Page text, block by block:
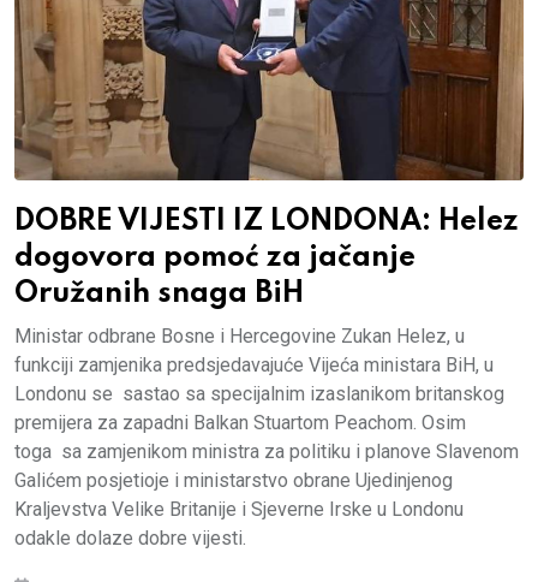
DOBRE VIJESTI IZ LONDONA: Helez
dogovora pomoć za jačanje
Oružanih snaga BiH
Ministar odbrane Bosne i Hercegovine Zukan Helez, u
funkciji zamjenika predsjedavajuće Vijeća ministara BiH, u
Londonu se sastao sa specijalnim izaslanikom britanskog
premijera za zapadni Balkan Stuartom Peachom. Osim
toga sa zamjenikom ministra za politiku i planove Slavenom
Galićem posjetioje i ministarstvo obrane Ujedinjenog
Kraljevstva Velike Britanije i Sjeverne Irske u Londonu
odakle dolaze dobre vijesti.